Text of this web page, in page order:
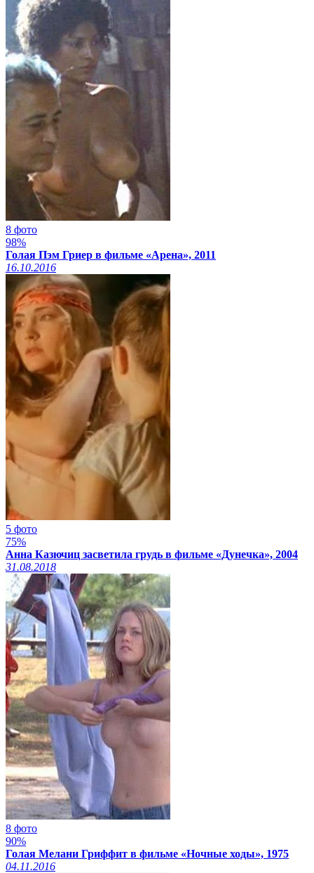
8 фото
98%
Голая Пэм Гриер в фильме «Арена», 2011
16.10.2016
5 фото
75%
Анна Казючиц засветила грудь в фильме «Дунечка», 2004
31.08.2018
8 фото
90%
Голая Мелани Гриффит в фильме «Ночные ходы», 1975
04.11.2016